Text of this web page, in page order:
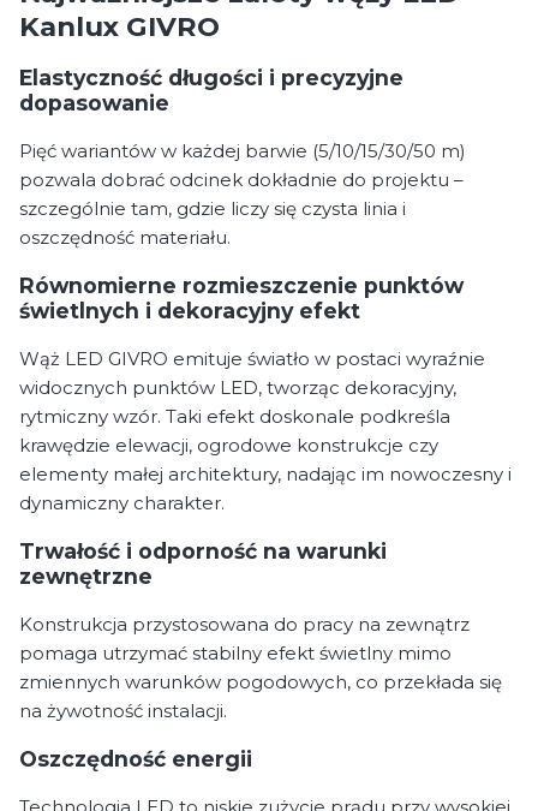
Kanlux GIVRO
Elastyczność długości i precyzyjne
dopasowanie
Pięć wariantów w każdej barwie (5/10/15/30/50 m)
pozwala dobrać odcinek dokładnie do projektu –
szczególnie tam, gdzie liczy się czysta linia i
oszczędność materiału.
Równomierne rozmieszczenie punktów
świetlnych i dekoracyjny efekt
Wąż LED GIVRO emituje światło w postaci wyraźnie
widocznych punktów LED, tworząc dekoracyjny,
rytmiczny wzór. Taki efekt doskonale podkreśla
krawędzie elewacji, ogrodowe konstrukcje czy
elementy małej architektury, nadając im nowoczesny i
dynamiczny charakter.
Trwałość i odporność na warunki
zewnętrzne
Konstrukcja przystosowana do pracy na zewnątrz
pomaga utrzymać stabilny efekt świetlny mimo
zmiennych warunków pogodowych, co przekłada się
na żywotność instalacji.
Oszczędność energii